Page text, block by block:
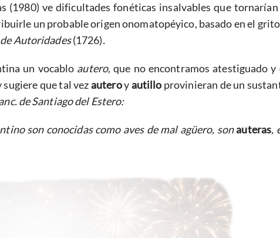
(1980) ve dificultades fonéticas insalvables que tornarían
un probable origen onomatopéyico, basado en el
Autoridades(1726).
un vocablo autero,que no encontramos atestiguado y
sugiere que tal vezauteroyautillo provinieran de un
de Santiago del Estero:
son conocidas como aves de mal agüero, sonauteras,